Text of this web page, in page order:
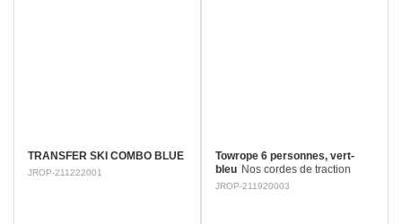
TRANSFER SKI COMBO BLUE
JROP-211222001
Towrope 6 personnes, vert-
bleu Nos cordes de traction
ultra robustes tirent des tubes et
JROP-211920003